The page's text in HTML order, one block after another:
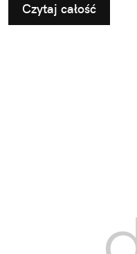
Czytaj całość